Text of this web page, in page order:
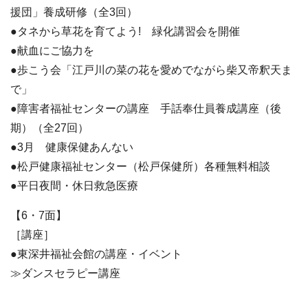
援団」養成研修（全3回）
●タネから草花を育てよう! 緑化講習会を開催
●献血にご協力を
●歩こう会「江戸川の菜の花を愛めでながら柴又帝釈天ま
で」
●障害者福祉センターの講座 手話奉仕員養成講座（後
期）（全27回）
●3月 健康保健あんない
●松戸健康福祉センター（松戸保健所）各種無料相談
●平日夜間・休日救急医療
【6・7面】
［講座］
●東深井福祉会館の講座・イベント
≫ダンスセラピー講座